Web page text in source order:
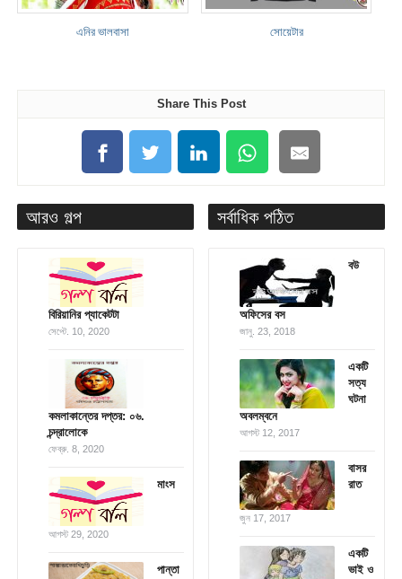
এনির ভালবাসা সোয়েটার
Share This Post
আরও গল্প
বিরিয়ানির প্যাকেটটা
সেপ্টে. 10, 2020
কমলাকান্তের দপ্তর: ০৬.
চন্দ্রালোকে
ফেব্রু. 8, 2020
মাংস
আগস্ট 29, 2020
পান্তা
সর্বাধিক পঠিত
বউ
অফিসের বস
জানু. 23, 2018
একটি
সত্য
ঘটনা
অবলম্বনে
আগস্ট 12, 2017
বাসর
রাত
জুন 17, 2017
একটি
ভাই ও